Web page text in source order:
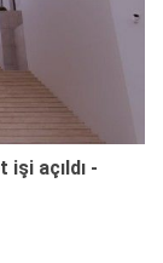
açıldı -